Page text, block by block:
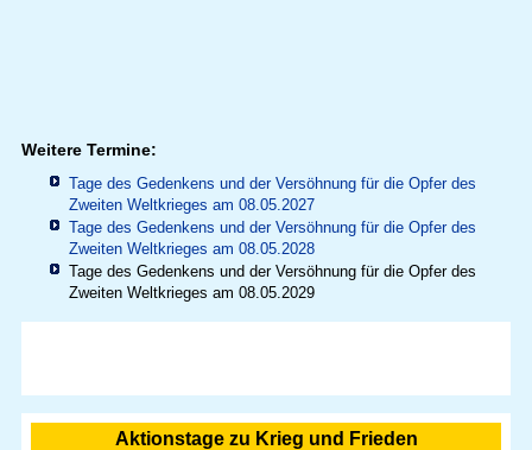
Weitere Termine:
Tage des Gedenkens und der Versöhnung für die Opfer des
Zweiten Weltkrieges am 08.05.2027
Tage des Gedenkens und der Versöhnung für die Opfer des
Zweiten Weltkrieges am 08.05.2028
Tage des Gedenkens und der Versöhnung für die Opfer des
Zweiten Weltkrieges am 08.05.2029
Aktionstage zu Krieg und Frieden